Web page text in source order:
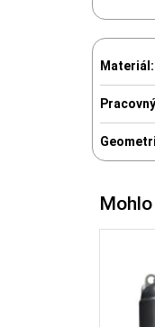
Materiál: